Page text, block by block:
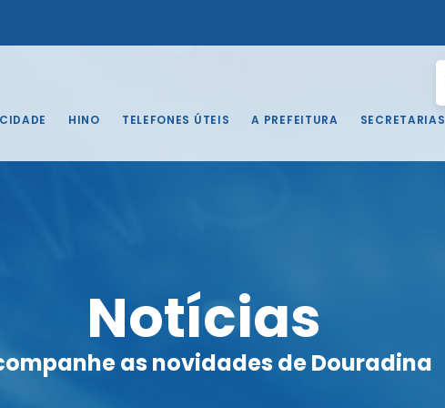
HINO TELEFONES ÚTEIS A PREFEITURA SECRETARIAS
Notícias
as novidades de Douradina